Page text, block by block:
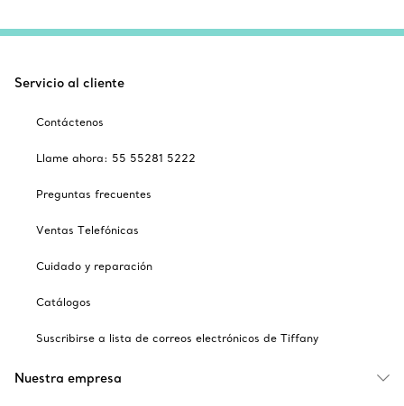
Servicio al cliente
Contáctenos
Llame ahora: 55 55281 5222
Preguntas frecuentes
Ventas Telefónicas
Cuidado y reparación
Catálogos
Suscribirse a lista de correos electrónicos de Tiffany
Nuestra empresa